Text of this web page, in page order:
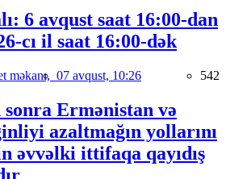
6 avqust saat 16:00-dan
cı il saat 16:00-dək
məkanı, 07 avqust, 10:26 542
sonra Ermənistan və
azaltmağın yollarını
əvvəlki ittifaqa qayıdış